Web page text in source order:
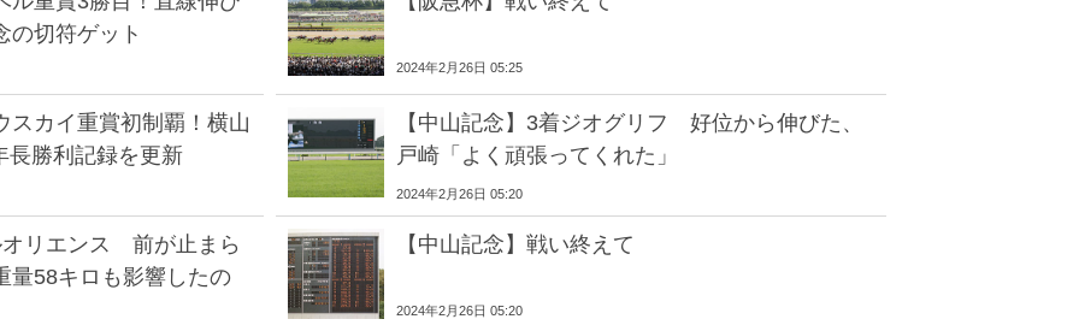
の切符ゲット
2024年2月26日 05:25
スカイ重賞初制覇！横山
長勝利記録を更新
【中山記念】3着ジオグリフ 好位から伸びた、
戸崎「よく頑張ってくれた」
2024年2月26日 05:20
オリエンス 前が止まら
58キロも影響したの
【中山記念】戦い終えて
2024年2月26日 05:20